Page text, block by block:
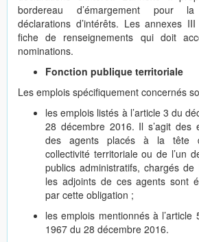
bordereau d’émargement pour
déclarations d’intérêts. Les annexes
fiche de renseignements qui doit
nominations.
Fonction publique territoriale
Les emplois spécifiquement concernés
les emplois listés à l’article 3 du
28 décembre 2016. Il s’agit des
des agents placés à la tête
collectivité territoriale ou de l’un
publics administratifs, chargés
les adjoints de ces agents sont
par cette obligation ;
les emplois mentionnés à
1967 du 28 décembre 2016.